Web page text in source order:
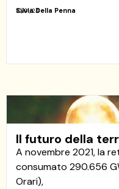
10/01/24
Silvia Della Penna
Il futuro della
A novembre 2021, la
consumato 290.656
Orari),